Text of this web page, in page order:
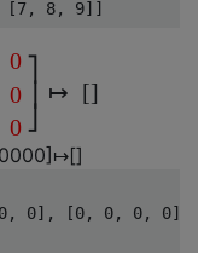
0
0
0 ⎦
↦ []
0000] ↦[]
0], [0, 0, 0, 0]]